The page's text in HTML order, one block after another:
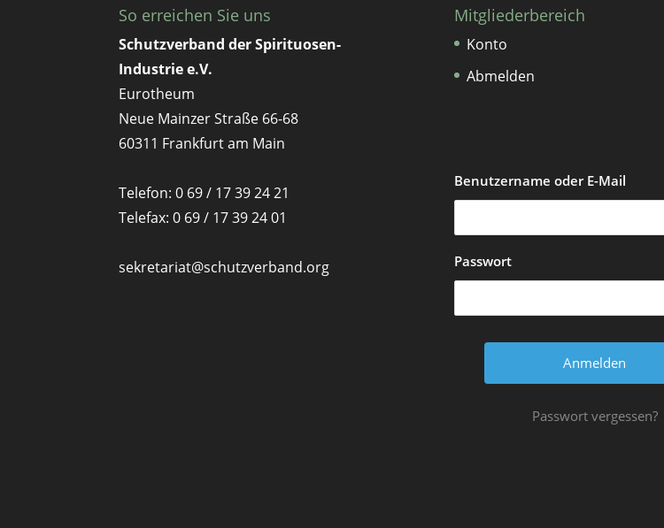
So erreichen Sie uns
Schutzverband der Spirituosen-
Industrie e.V.
Eurotheum
Neue Mainzer Straße 66-68
60311 Frankfurt am Main
Telefon: 0 69 / 17 39 24 21
Telefax: 0 69 / 17 39 24 01
sekretariat@schutzverband.org
Mitgliederbereich
Konto
Abmelden
Benutzername oder E-Mail
Passwort
Passwort vergessen?